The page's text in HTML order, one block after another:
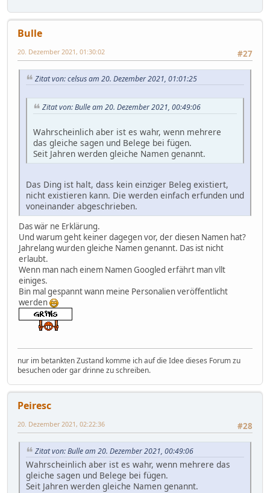
Bulle
#27
20. Dezember 2021, 01:30:02
Zitat von: celsus am 20. Dezember 2021, 01:01:25
Zitat von: Bulle am 20. Dezember 2021, 00:49:06
Wahrscheinlich aber ist es wahr, wenn mehrere
das gleiche sagen und Belege bei fügen.
Seit Jahren werden gleiche Namen genannt.
Das Ding ist halt, dass kein einziger Beleg existiert,
nicht existieren kann. Die werden einfach erfunden und
voneinander abgeschrieben.
Das wär ne Erklärung.
Und warum geht keiner dagegen vor, der diesen Namen hat?
Jahrelang wurden gleiche Namen genannt. Das ist nicht
erlaubt.
Wenn man nach einem Namen Googled erfährt man vllt
einiges.
Bin mal gespannt wann meine Personalien veröffentlicht
werden
nur im betankten Zustand komme ich auf die Idee dieses Forum zu
besuchen oder gar drinne zu schreiben.
Peiresc
#28
20. Dezember 2021, 02:22:36
Zitat von: Bulle am 20. Dezember 2021, 00:49:06
Wahrscheinlich aber ist es wahr, wenn mehrere das
gleiche sagen und Belege bei fügen.
Seit Jahren werden gleiche Namen genannt.